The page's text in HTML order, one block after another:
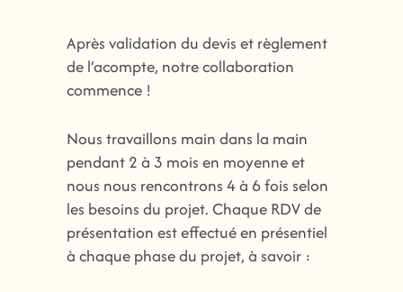
Après validation du devis et règlement
de l’acompte, notre collaboration
commence !
Nous travaillons main dans la main
pendant 2 à 3 mois en moyenne et
nous nous rencontrons 4 à 6 fois selon
les besoins du projet. Chaque RDV de
présentation est effectué en présentiel
à chaque phase du projet, à savoir :